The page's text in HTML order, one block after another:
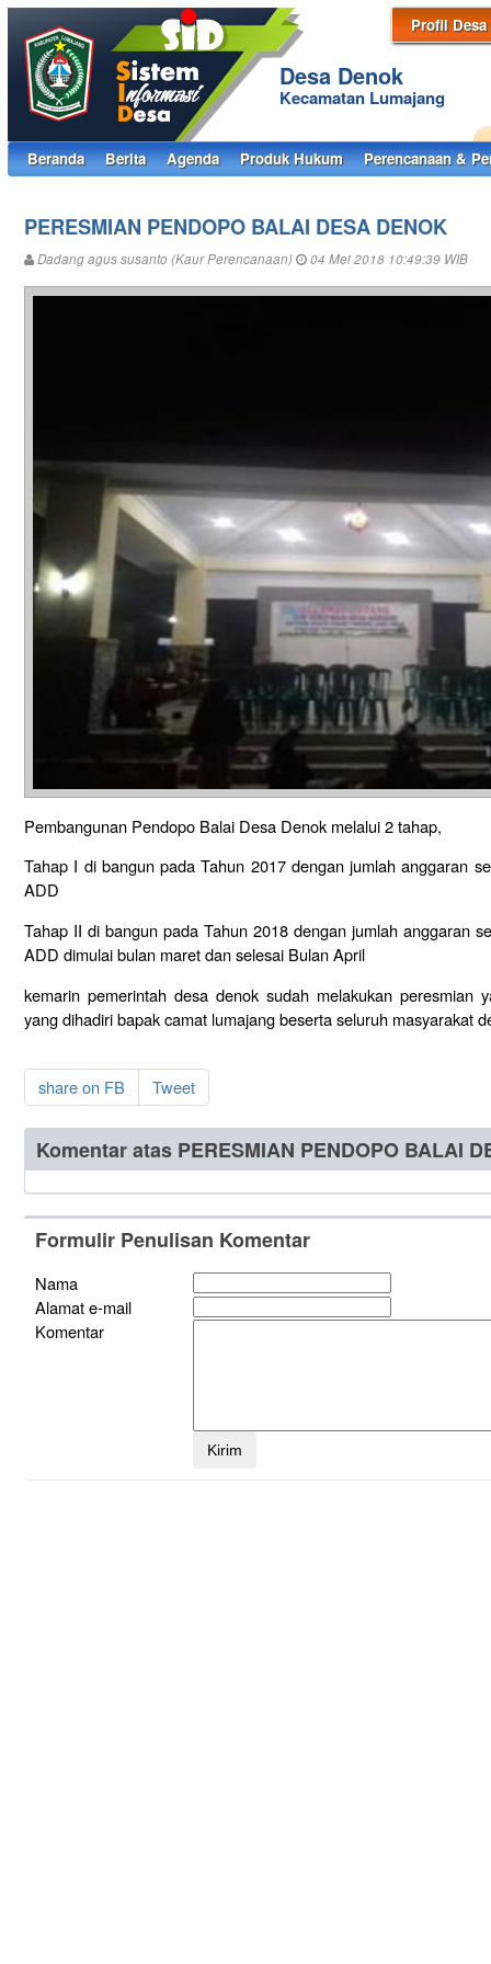
Profil Desa
Desa Denok
Kecamatan Lumajang
Beranda Berita Agenda Produk Hukum Perencanaan &
PERESMIAN PENDOPO BALAI DESA DENOK
Dadang agus susanto (Kaur Perencanaan) 04 Mei 2018 10:49:39 WIB
Pembangunan Pendopo Balai Desa Denok melalui 2 tahap,
Tahap I di bangun pada Tahun 2017 dengan jumlah anggaran
ADD
Tahap II di bangun pada Tahun 2018 dengan jumlah anggaran
ADD dimulai bulan maret dan selesai Bulan April
kemarin pemerintah desa denok sudah melakukan peresmian
yang dihadiri bapak camat lumajang beserta seluruh masyarakat
share on FB Tweet
Komentar atas PERESMIAN PENDOPO BALAI
Formulir Penulisan Komentar
Nama
Alamat e-mail
Komentar